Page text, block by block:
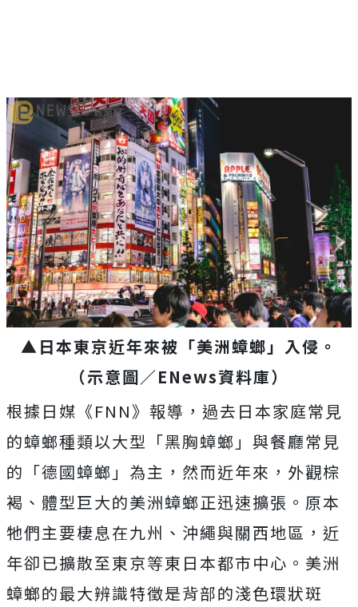
▲日本東京近年來被「美洲蟑螂」入侵。
（示意圖／ENews資料庫）
根據日媒《FNN》報導，過去日本家庭常見
的蟑螂種類以大型「黑胸蟑螂」與餐廳常見
的「德國蟑螂」為主，然而近年來，外觀棕
褐、體型巨大的美洲蟑螂正迅速擴張。原本
牠們主要棲息在九州、沖繩與關西地區，近
年卻已擴散至東京等東日本都市中心。 美洲
蟑螂的最大辨識特徵是背部的淺色環狀斑